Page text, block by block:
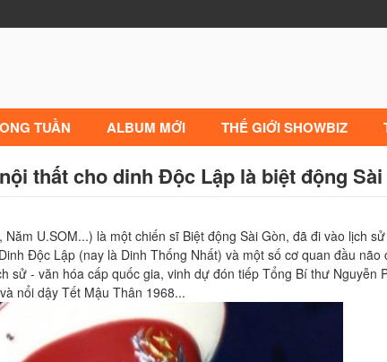
TUẦN ALBUM MỚI THẾ GIỚI SHOWBIZ
thất cho dinh Độc Lập là biệt động Sài
U.SOM...) là một chiến sĩ Biệt động Sài Gòn, đã đi vào lịch
Độc Lập (nay là Dinh Thống Nhất) và một số cơ quan đầu não
sử - văn hóa cấp quốc gia, vinh dự đón tiếp Tổng Bí thư Nguyễn
nổi dậy Tết Mậu Thân 1968...